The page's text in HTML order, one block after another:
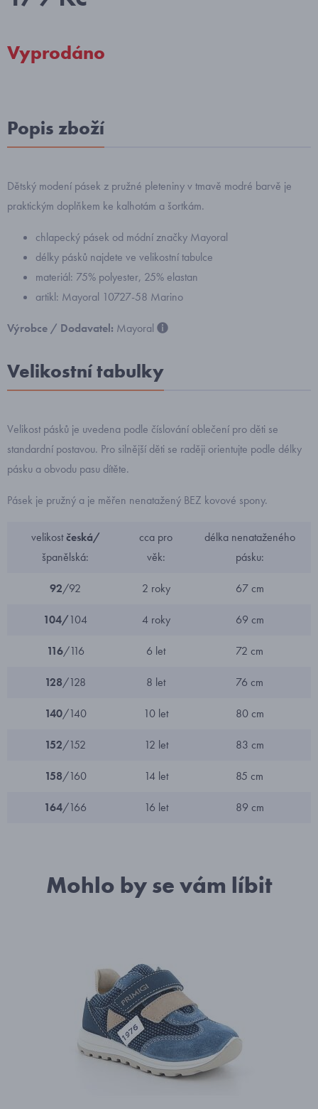
Vyprodáno
Popis zboží
Dětský modení pásek z pružné pleteniny v tmavě modré barvě je
praktickým doplňkem ke kalhotám a šortkám.
chlapecký pásek od módní značky Mayoral
délky pásků najdete ve velikostní tabulce
materiál: 75% polyester, 25% elastan
artikl: Mayoral 10727-58 Marino
Výrobce / Dodavatel: Mayoral
Velikostní tabulky
Velikost pásků je uvedena podle číslování oblečení pro děti se
standardní postavou. Pro silnější děti se raději orientujte podle délky
pásku a obvodu pasu dítěte.
Pásek je pružný a je měřen nenatažený BEZ kovové spony.
velikostčeská/
španělská:
cca pro
věk:
délka nenataženého
pásku:
92/92 2 roky 67 cm
104/104 4 roky 69 cm
116/116 6 let 72 cm
128/128 8 let 76 cm
140/140 10 let 80 cm
152/152 12 let 83 cm
158/160 14 let 85 cm
164/166 16 let 89 cm
Mohlo by se vám líbit